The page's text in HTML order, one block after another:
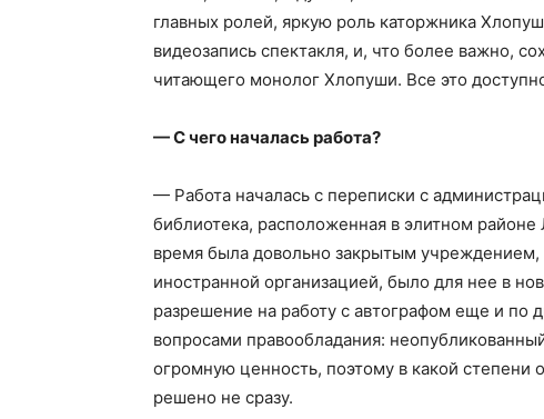
главных ролей, яркую роль каторжника
видеозапись спектакля, и, что более важно,
читающего монолог Хлопуши. Все это
— С чего началась работа?
— Работа началась с переписки с
библиотека, расположенная в элитном
время была довольно закрытым учреждением,
иностранной организацией, было для нее в
разрешение на работу с автографом еще и по
вопросами правообладания:
огромную ценность, поэтому в какой степени
решено не сразу.